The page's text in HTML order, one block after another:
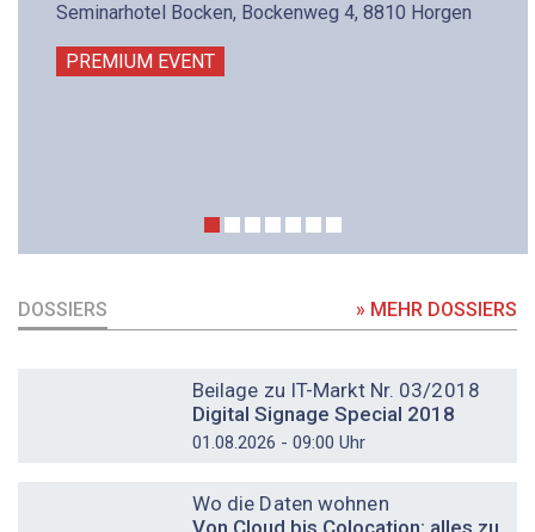
Seminarhotel Bocken, Bockenweg 4, 8810 Horgen
PREMIUM EVENT
DOSSIERS » MEHR DOSSIERS
Beilage zu IT-Markt Nr. 03/2018
Digital Signage Special 2018
01.08.2026 - 09:00 Uhr
Wo die Daten wohnen
Von Cloud bis Colocation: alles zu